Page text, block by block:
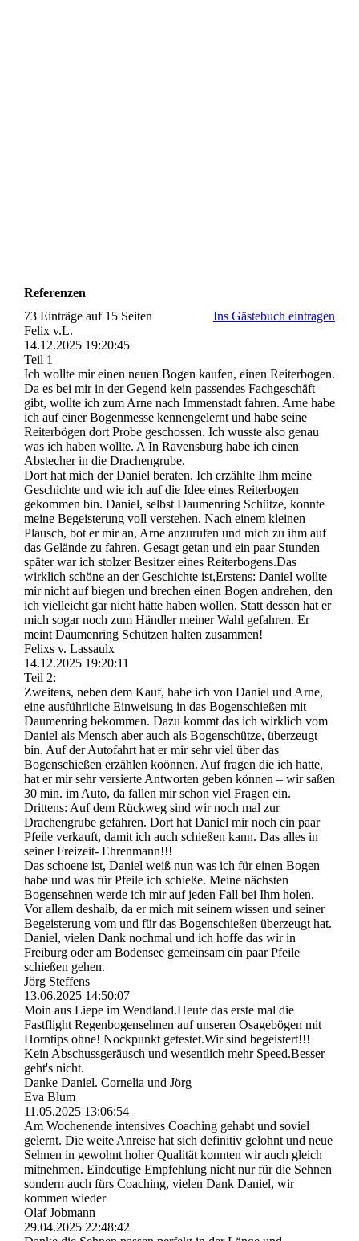
Referenzen
73 Einträge auf 15 Seiten
Ins Gästebuch eintragen
Felix v.L.
14.12.2025 19:20:45
Teil 1
Ich wollte mir einen neuen Bogen kaufen, einen Reiterbogen.
Da es bei mir in der Gegend kein passendes Fachgeschäft
gibt, wollte ich zum Arne nach Immenstadt fahren. Arne habe
ich auf einer Bogenmesse kennengelernt und habe seine
Reiterbögen dort Probe geschossen. Ich wusste also genau
was ich haben wollte. A In Ravensburg habe ich einen
Abstecher in die Drachengrube.
Dort hat mich der Daniel beraten. Ich erzählte Ihm meine
Geschichte und wie ich auf die Idee eines Reiterbogen
gekommen bin. Daniel, selbst Daumenring Schütze, konnte
meine Begeisterung voll verstehen. Nach einem kleinen
Plausch, bot er mir an, Arne anzurufen und mich zu ihm auf
das Gelände zu fahren. Gesagt getan und ein paar Stunden
später war ich stolzer Besitzer eines Reiterbogens.Das
wirklich schöne an der Geschichte ist,Erstens: Daniel wollte
mir nicht auf biegen und brechen einen Bogen andrehen, den
ich vielleicht gar nicht hätte haben wollen. Statt dessen hat er
mich sogar noch zum Händler meiner Wahl gefahren. Er
meint Daumenring Schützen halten zusammen!
Felixs v. Lassaulx
14.12.2025 19:20:11
Teil 2:
Zweitens, neben dem Kauf, habe ich von Daniel und Arne,
eine ausführliche Einweisung in das Bogenschießen mit
Daumenring bekommen. Dazu kommt das ich wirklich vom
Daniel als Mensch aber auch als Bogenschütze, überzeugt
bin. Auf der Autofahrt hat er mir sehr viel über das
Bogenschießen erzählen koönnen. Auf fragen die ich hatte,
hat er mir sehr versierte Antworten geben können – wir saßen
30 min. im Auto, da fallen mir schon viel Fragen ein.
Drittens: Auf dem Rückweg sind wir noch mal zur
Drachengrube gefahren. Dort hat Daniel mir noch ein paar
Pfeile verkauft, damit ich auch schießen kann. Das alles in
seiner Freizeit- Ehrenmann!!!
Das schoene ist, Daniel weiß nun was ich für einen Bogen
habe und was für Pfeile ich schieße. Meine nächsten
Bogensehnen werde ich mir auf jeden Fall bei Ihm holen.
Vor allem deshalb, da er mich mit seinem wissen und seiner
Begeisterung vom und für das Bogenschießen überzeugt hat.
Daniel, vielen Dank nochmal und ich hoffe das wir in
Freiburg oder am Bodensee gemeinsam ein paar Pfeile
schießen gehen.
Jörg Steffens
13.06.2025 14:50:07
Moin aus Liepe im Wendland.Heute das erste mal die
Fastflight Regenbogensehnen auf unseren Osagebögen mit
Horntips ohne! Nockpunkt getestet.Wir sind begeistert!!!
Kein Abschussgeräusch und wesentlich mehr Speed.Besser
geht's nicht.
Danke Daniel. Cornelia und Jörg
Eva Blum
11.05.2025 13:06:54
Am Wochenende intensives Coaching gehabt und soviel
gelernt. Die weite Anreise hat sich definitiv gelohnt und neue
Sehnen in gewohnt hoher Qualität konnten wir auch gleich
mitnehmen. Eindeutige Empfehlung nicht nur für die Sehnen
sondern auch fürs Coaching, vielen Dank Daniel, wir
kommen wieder
Olaf Jobmann
29.04.2025 22:48:42